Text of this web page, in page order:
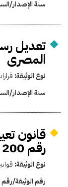
سنة الإصدار/
تعديل
المصرى
نوع الوثيقة:
سنة الإصدار/
قانون
رقم 200 لسنة 1957
نوع الوثيقة:
رقم الوثيقة/